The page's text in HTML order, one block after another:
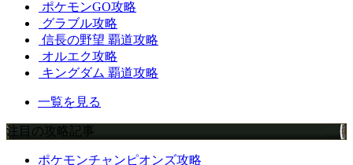
ポケモンGO攻略
グラブル攻略
信長の野望 覇道攻略
オルエク攻略
キングダム 覇道攻略
一覧を見る
注目の攻略記事
ポケモンチャンピオンズ攻略